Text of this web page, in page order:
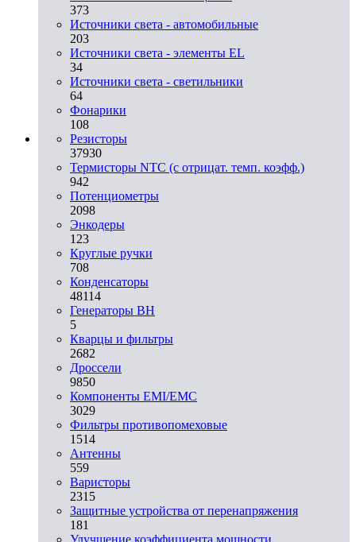
373
Источники света - автомобильные
203
Источники света - элементы EL
34
Источники света - светильники
64
Фонарики
108
Резисторы
37930
Термисторы NTC (с отрицат. темп. коэфф.)
942
Потенциометры
2098
Энкодеры
123
Круглые ручки
708
Конденсаторы
48114
Генераторы ВН
5
Кварцы и фильтры
2682
Дроссели
9850
Компоненты EMI/EMC
3029
Фильтры противопомеховые
1514
Антенны
559
Варисторы
2315
Защитные устройства от перенапряжения
181
Улучшение коэффициента мощности